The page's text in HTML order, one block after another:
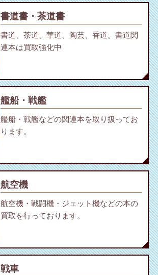
書道書・茶道書
書道、茶道、華道、陶芸、香道。書道関
連本は買取強化中
艦船・戦艦
艦船・戦艦などの関連本を取り扱ってお
ります。
航空機
航空機・戦闘機・ジェット機などの本の
買取を行っております。
戦車